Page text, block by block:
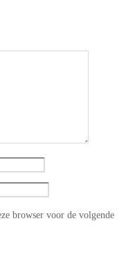
browser voor de volgende